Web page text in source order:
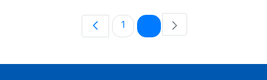
Pagina
1 Pagina